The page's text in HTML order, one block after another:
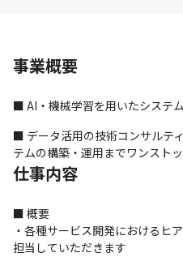
事業概要
■ AI・機械学習を用いたシステ
■ データ活用の技術コンサルテ
テムの構築・運用までワンスト
仕事内容
■ 概要
・各種サービス開発におけるヒ
担当していただきます